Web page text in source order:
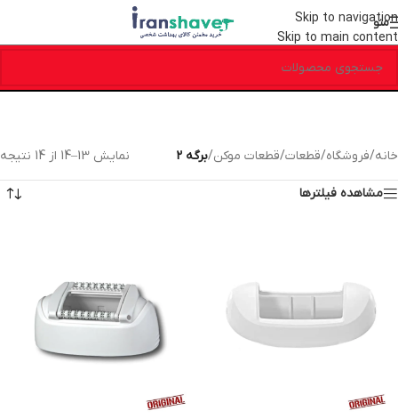
Skip to navigation
Skip to main content
منو
خانه/فروشگاه/قطعات/قطعات موکن/برگه 2 نمایش 13–14 از 14 نتیجه
مشاهده فیلترها